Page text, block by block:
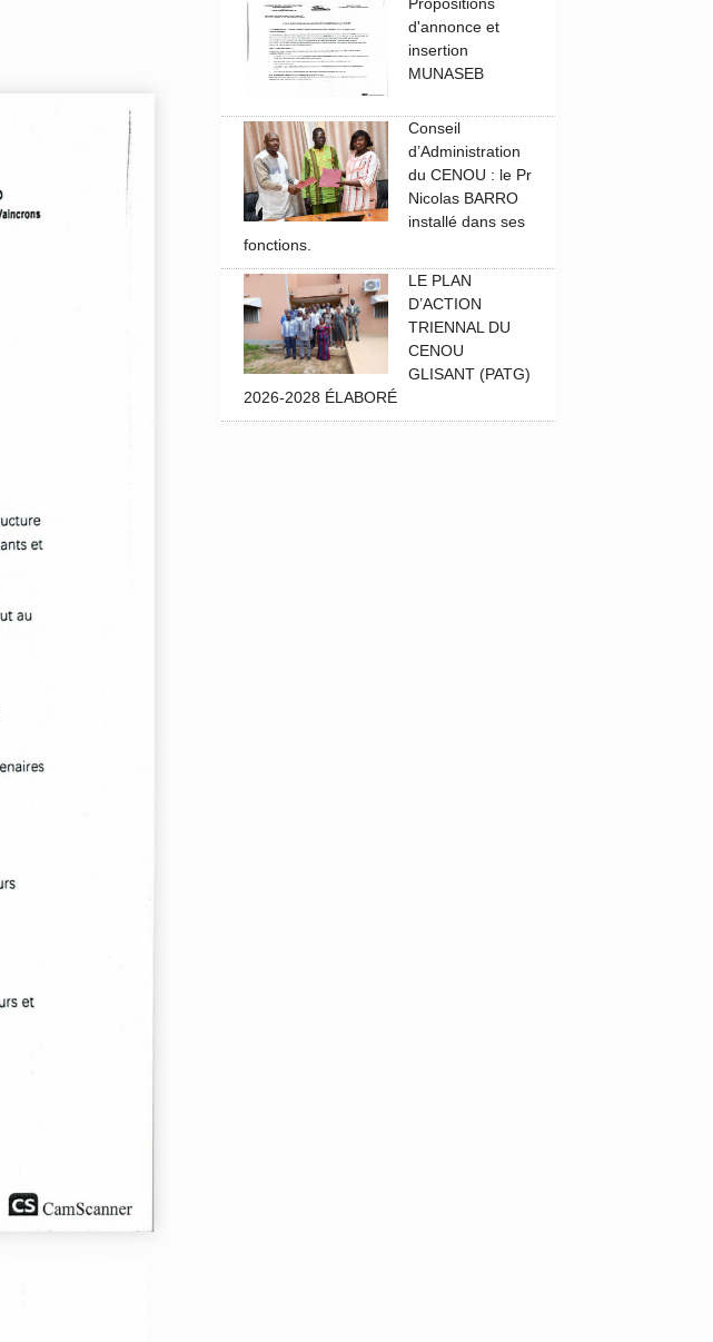
d'annonce et
insertion
MUNASEB
Conseil
d’Administration
du CENOU : le Pr
Nicolas BARRO
installé dans ses
fonctions.
LE PLAN
D’ACTION
TRIENNAL DU
CENOU
GLISANT (PATG)
2026-2028 ÉLABORÉ